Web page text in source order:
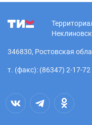
346830, Ростовская
т. (факс): (86347) 2-17-72